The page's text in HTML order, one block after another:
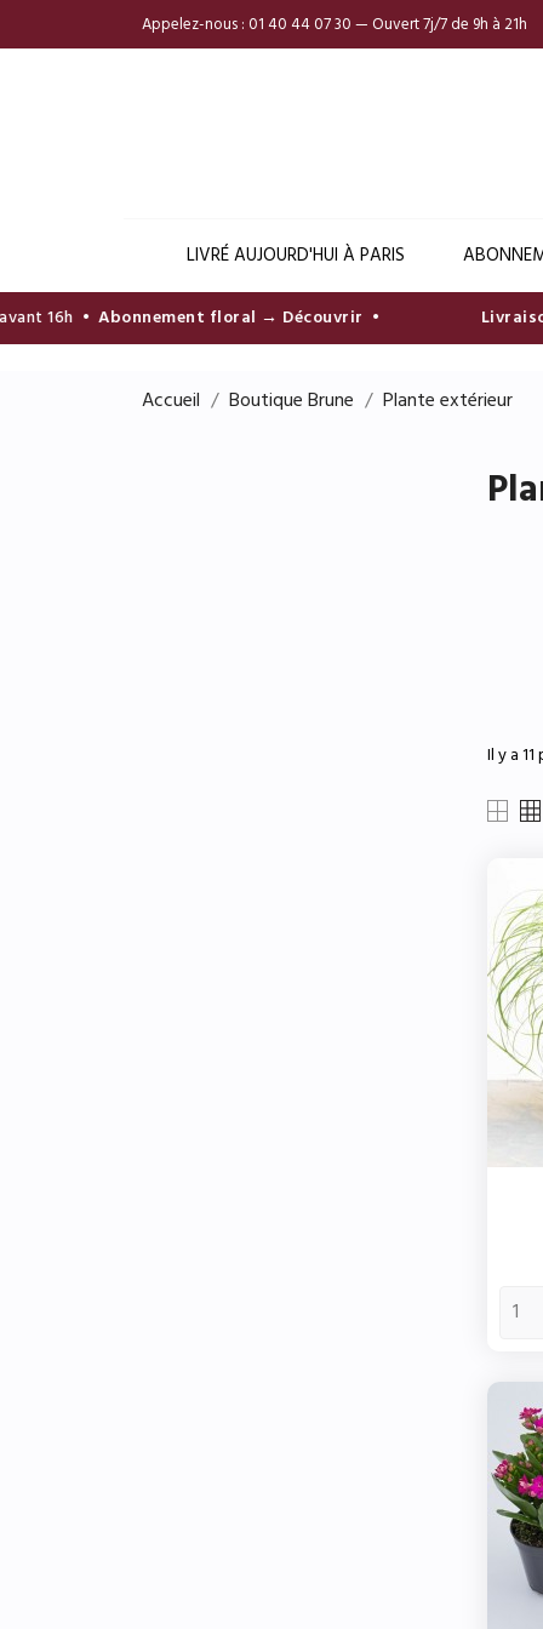
Appelez-nous : 01 40 44 07 30 — Ouvert 7j/7 de 9h à 21h
LIVRÉ AUJOURD'HUI À PARIS
16h •Abonnement floral → Découvrir• Livraison
Accueil Boutique Brune Plante extérieur
Il y a